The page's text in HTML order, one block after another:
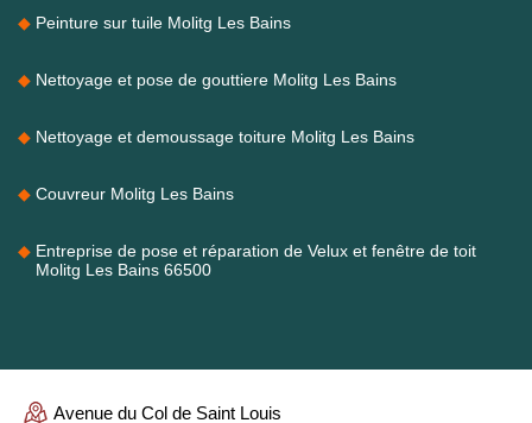
Peinture sur tuile Molitg Les Bains
Nettoyage et pose de gouttiere Molitg Les Bains
Nettoyage et demoussage toiture Molitg Les Bains
Couvreur Molitg Les Bains
Entreprise de pose et réparation de Velux et fenêtre de toit
Molitg Les Bains 66500
Avenue du Col de Saint Louis